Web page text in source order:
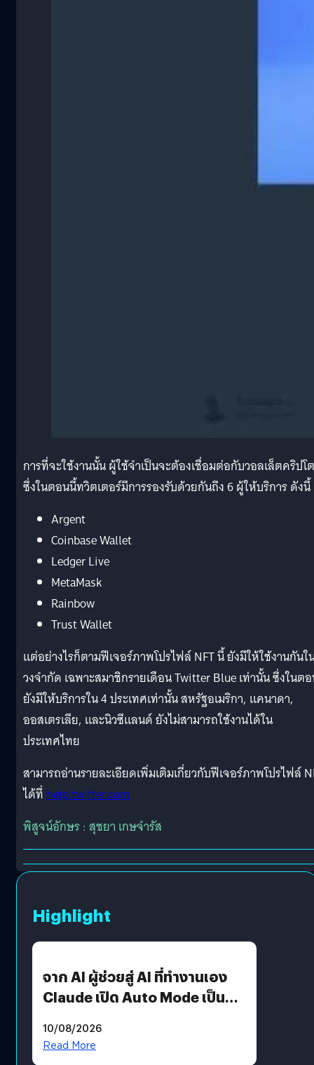
การที่จะใช้งานนั้น ผู้ใช้จำเป็นจะต้องเชื่อมต่อกับวอลเล็ตคริปโต
ซึ่งในตอนนี้ทวิตเตอร์มีการรองรับด้วยกันถึง 6 ผู้ให้บริการ ดังนี้
Argent
Coinbase Wallet
Ledger Live
MetaMask
Rainbow
Trust Wallet
แต่อย่างไรก็ตามฟีเจอร์ภาพโปรไฟล์ NFT นี้ ยังมีให้ใช้งานกันใ
วงจำกัด เฉพาะสมาชิกรายเดือน Twitter Blue เท่านั้น ซึ่งในต
ยังมีให้บริการใน 4 ประเทศเท่านั้น สหรัฐอเมริกา, แคนาดา,
ออสเตรเลีย, และนิวซีแลนด์ ยังไม่สามารถใช้งานได้ใน
ประเทศไทย
สามารถอ่านรายละเอียดเพิ่มเติมเกี่ยวกับฟีเจอร์ภาพโปรไฟล์
ได้ที่help.twitter.com
พิสูจน์อักษร : สุชยา เกษจำรัส
Highlight
จาก AI ผู้ช่วยสู่ AI ที่ทำงานเอง
Claude เปิด Auto Mode เป็นค่า
10/08/2026
Read More